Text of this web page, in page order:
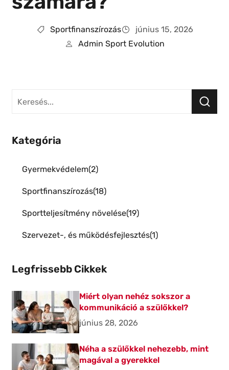
Sportfinanszírozás
június 15, 2026
Admin Sport Evolution
Kategória
Gyermekvédelem 2
Sportfinanszírozás 18
Sportteljesítmény növelése 19
Szervezet-, és működésfejlesztés 1
Legfrissebb Cikkek
Miért olyan nehéz sokszor a
kommunikáció a szülőkkel?
június 28, 2026
Néha a szülőkkel nehezebb, mint
magával a gyerekkel